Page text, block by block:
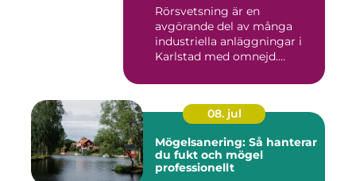
Rörsvetsning är en
avgörande del av många
industriella anläggningar i
Karlstad med omnejd.
08. jul
Mögelsanering: Så hanterar
du fukt och mögel
professionellt